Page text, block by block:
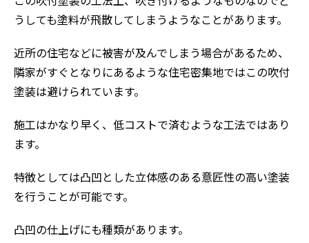
うしても塗料が飛散してしまうようなことがあります。
近所の住宅などに被害が及んでしまう場合があるため、
隣家がすぐとなりにあるような住宅密集地ではこの吹付
塗装は避けられています。
施工はかなり早く、低コストで済むような工法ではあり
ます。
特徴としては凸凹とした立体感のある意匠性の高い塗装
を行うことが可能です。
凸凹の仕上げにも種類があります。